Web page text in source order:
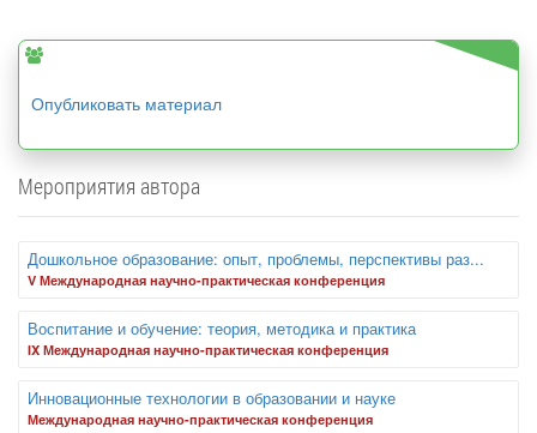
Опубликовать материал
Мероприятия автора
Дошкольное образование: опыт, проблемы, перспективы раз...
V Международная научно-практическая конференция
Воспитание и обучение: теория, методика и практика
IX Международная научно-практическая конференция
Инновационные технологии в образовании и науке
Международная научно-практическая конференция